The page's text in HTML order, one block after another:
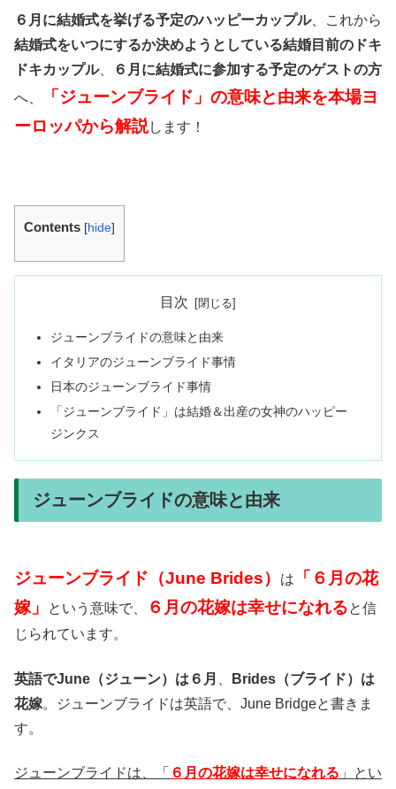
６月に結婚式を挙げる予定のハッピーカップル、これから
結婚式をいつにするか決めようとしている結婚目前のドキ
ドキカップル、
６月に結婚式に参加する予定のゲストの方
へ、
「ジューンブライド」の意味と由来を本場ヨ
ーロッパから解説します！
Contents [hide]
目次
ジューンブライドの意味と由来
イタリアのジューンブライド事情
日本のジューンブライド事情
「ジューンブライド」は結婚＆出産の女神のハッピー
ジンクス
ジューンブライドの意味と由来
ジューンブライド（June Brides） は
「６月の花
嫁」
という意味で、 ６月の花嫁は幸せになれると信
じられています。
英語でJune（ジューン）は６月
Brides（ブライド）は
花嫁。ジューンブライドは英語で、June Bridgeと書きま
す。
ジューンブライドは、「 ６月の花嫁は幸せになれる 」とい